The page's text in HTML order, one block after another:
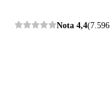
Nota 4,4(7.596